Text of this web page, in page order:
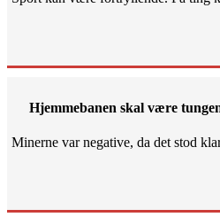
Hjemmebanen skal være
Minerne var negative, da det stod